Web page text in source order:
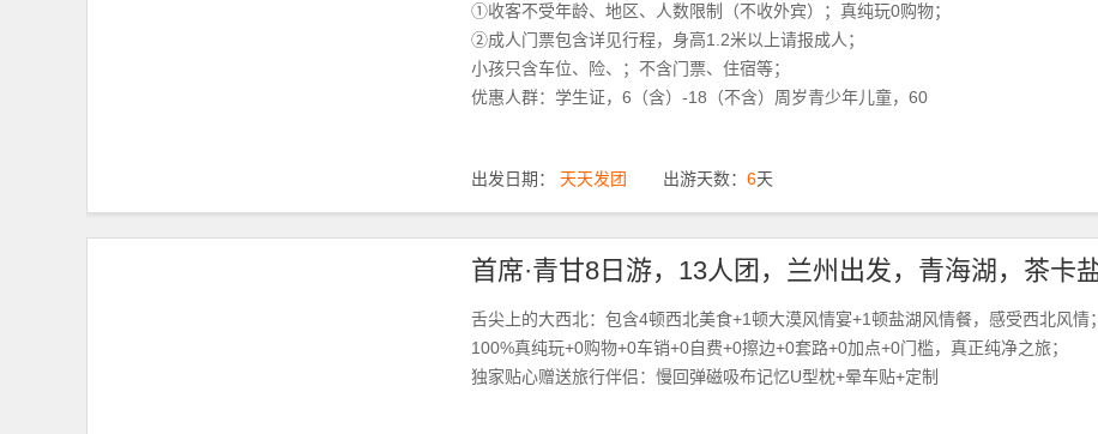
出发日期： 天天发团 出游天数： 6天
①收客不受年龄、地区、人数限制（不收外宾）；真纯玩0购物；
②成人门票包含详见行程，身高1.2米以上请报成人；
小孩只含车位、险、；不含门票、住宿等；
优惠人群：学生证，6（含）-18（不含）周岁青少年儿童，60
舌尖上的大西北：包含4顿西北美食+1顿大漠风情宴+1顿盐湖风情餐，感受西北风情；
100%真纯玩+0购物+0车销+0自费+0擦边+0套路+0加点+0门槛，真正纯净之旅；
独家贴心赠送旅行伴侣：慢回弹磁吸布记忆U型枕+晕车贴+定制